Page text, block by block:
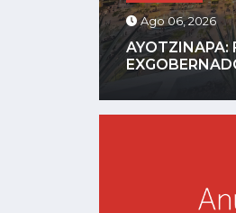
Ago 05, 2026
HORROR
INFLUENCER